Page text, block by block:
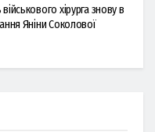
хірурга знову в
Яніни Соколової